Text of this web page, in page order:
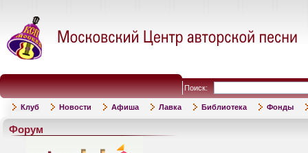
Поиск:
Клуб Новости Афиша Лавка Библиотека Фонды
Форум